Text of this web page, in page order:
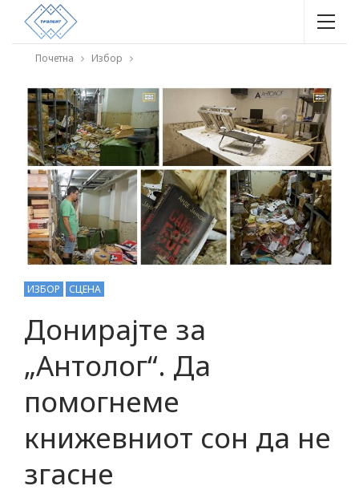
Почетна Избор
ИЗБОР СЦЕНА
Донирајте за
„Антолог“. Да
помогнеме
книжевниот сон да не
згасне